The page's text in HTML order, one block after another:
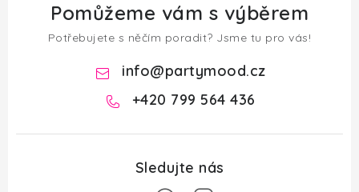
Pomůžeme vám s výběrem
Potřebujete s něčím poradit? Jsme tu pro vás!
info@partymood.cz
+420 799 564 436